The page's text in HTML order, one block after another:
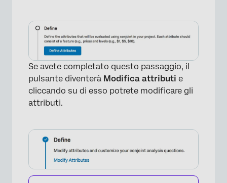
Se avete completato questo passaggio, il
pulsante diventerà Modifica attributi e
cliccando su di esso potrete modificare gli
attributi.